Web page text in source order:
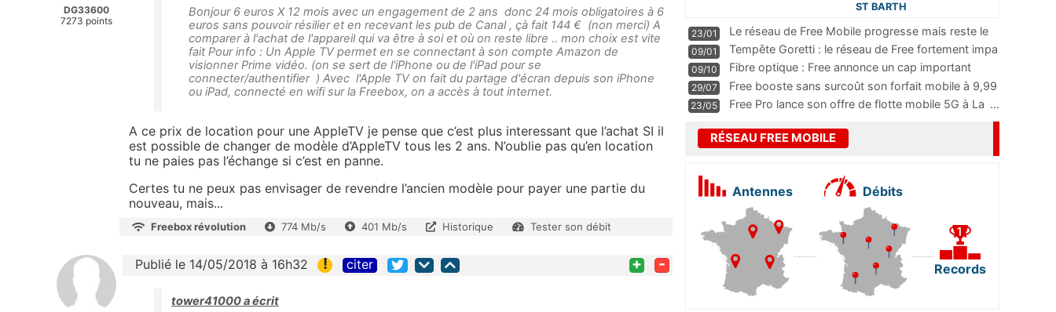
DG33600
7273 points
Bonjour 6 euros X 12 mois avec un engagement de 2 ans donc 24 mois obligatoires à 6
euros sans pouvoir résilier et en recevant les pub de Canal , çà fait 144 € (non merci) A
comparer à l'achat de l'appareil qui va être à soi et où on reste libre .. mon choix est vite
fait Pour info : Un Apple TV permet en se connectant à son compte Amazon de
visionner Prime vidéo. (on se sert de l'iPhone ou de l'iPad pour se
connecter/authentifier ) Avec l'Apple TV on fait du partage d'écran depuis son iPhone
ou iPad, connecté en wifi sur la Freebox, on a accès à tout internet.
A ce prix de location pour une AppleTV je pense que c’est plus interessant que l’achat SI il
est possible de changer de modèle d’AppleTV tous les 2 ans. N’oublie pas qu’en location
tu ne paies pas l’échange si c’est en panne.
Certes tu ne peux pas envisager de revendre l’ancien modèle pour payer une partie du
nouveau, mais...
Freebox révolution 774 Mb/s 401 Mb/s Historique Tester son débit
Publié le 14/05/2018 à 16h32 ! citer + -
tower41000 a écrit
ST BARTH
23/01
Le réseau de Free Mobile progresse mais reste le
m
...
09/01
Tempête Goretti : le réseau de Free fortement impa
09/10
Fibre optique : Free annonce un cap important
pass
...
29/07
Free booste sans surcoût son forfait mobile à 9,99
23/05 Free Pro lance son offre de flotte mobile 5G à La ...
RÉSEAU FREE MOBILE
Antennes Débits
Records